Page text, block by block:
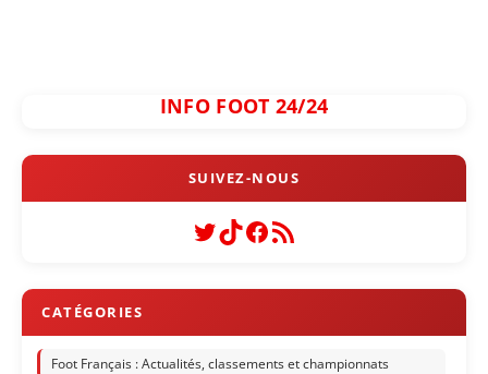
INFO FOOT 24/24
Twitter
TikTok
Facebook
Flux RSS
Foot Français : Actualités, classements et championnats